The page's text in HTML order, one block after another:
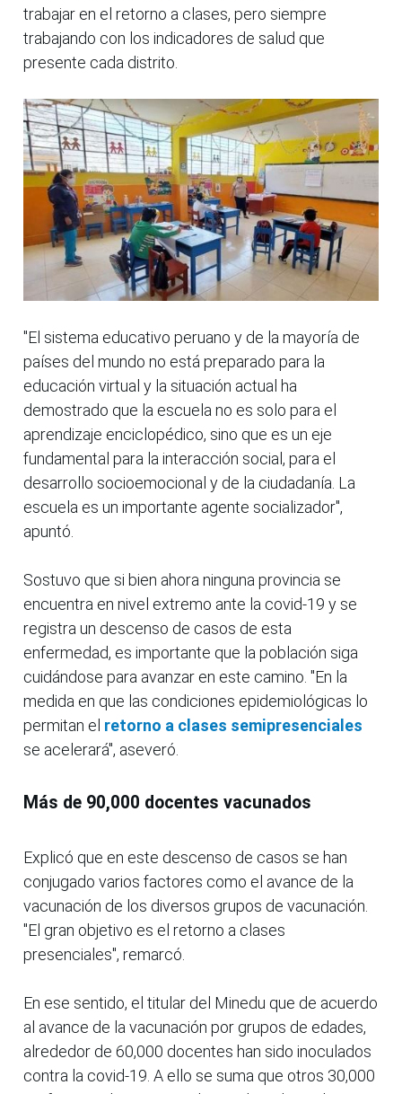
trabajar en el retorno a clases, pero siempre
trabajando con los indicadores de salud que
presente cada distrito.
"El sistema educativo peruano y de la mayoría de
países del mundo no está preparado para la
educación virtual y la situación actual ha
demostrado que la escuela no es solo para el
aprendizaje enciclopédico, sino que es un eje
fundamental para la interacción social, para el
desarrollo socioemocional y de la ciudadanía. La
escuela es un importante agente socializador",
apuntó.
Sostuvo que si bien ahora ninguna provincia se
encuentra en nivel extremo ante la covid-19 y se
registra un descenso de casos de esta
enfermedad, es importante que la población siga
cuidándose para avanzar en este camino. "En la
medida en que las condiciones epidemiológicas lo
permitan el retorno a clases semipresenciales
se acelerará", aseveró.
Más de 90,000 docentes vacunados
Explicó que en este descenso de casos se han
conjugado varios factores como el avance de la
vacunación de los diversos grupos de vacunación.
"El gran objetivo es el retorno a clases
presenciales", remarcó.
En ese sentido, el titular del Minedu que de acuerdo
al avance de la vacunación por grupos de edades,
alrededor de 60,000 docentes han sido inoculados
contra la covid-19. A ello se suma que otros 30,000